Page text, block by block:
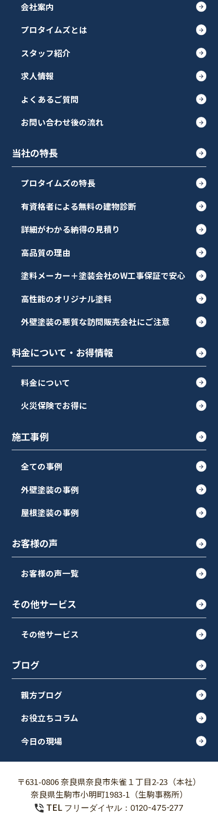
会社案内
プロタイムズとは
スタッフ紹介
求人情報
よくあるご質問
お問い合わせ後の流れ
当社の特長
プロタイムズの特長
有資格者による無料の建物診断
詳細がわかる納得の見積り
高品質の理由
塗料メーカー＋塗装会社のW工事保証で安心
高性能のオリジナル塗料
外壁塗装の悪質な訪問販売会社にご注意
料金について・お得情報
料金について
火災保険でお得に
施工事例
全ての事例
外壁塗装の事例
屋根塗装の事例
お客様の声
お客様の声一覧
その他サービス
その他サービス
ブログ
親方ブログ
お役立ちコラム
今日の現場
〒631-0806 奈良県奈良市朱雀１丁目2-23（本社）
奈良県生駒市小明町1983-1（生駒事務所）
TEL フリーダイヤル：0120-475-277